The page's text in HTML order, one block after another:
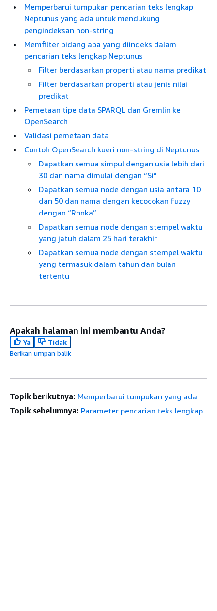
Memperbarui tumpukan pencarian teks lengkap
Neptunus yang ada untuk mendukung
pengindeksan non-string
Memfilter bidang apa yang diindeks dalam
pencarian teks lengkap Neptunus
Filter berdasarkan properti atau nama predikat
Filter berdasarkan properti atau jenis nilai
predikat
Pemetaan tipe data SPARQL dan Gremlin ke
OpenSearch
Validasi pemetaan data
Contoh OpenSearch kueri non-string di Neptunus
Dapatkan semua simpul dengan usia lebih dari
30 dan nama dimulai dengan “Si”
Dapatkan semua node dengan usia antara 10
dan 50 dan nama dengan kecocokan fuzzy
dengan “Ronka”
Dapatkan semua node dengan stempel waktu
yang jatuh dalam 25 hari terakhir
Dapatkan semua node dengan stempel waktu
yang termasuk dalam tahun dan bulan
tertentu
Apakah halaman ini membantu Anda?
Ya
Tidak
Berikan umpan balik
Topik berikutnya: Memperbarui tumpukan yang ada
Topik sebelumnya: Parameter pencarian teks lengkap